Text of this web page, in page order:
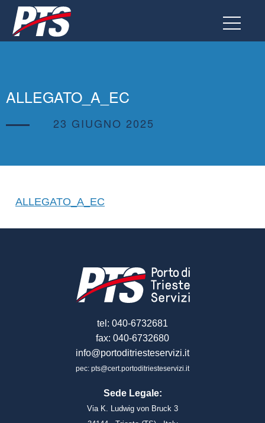
Vai
al
contenuto
ALLEGATO_A_EC
23 GIUGNO 2025
ALLEGATO_A_EC
tel: 040-6732681
fax: 040-6732680
info@portoditriesteservizi.it
pec: pts@cert.portoditriesteservizi.it
Sede Legale:
Via K. Ludwig von Bruck 3